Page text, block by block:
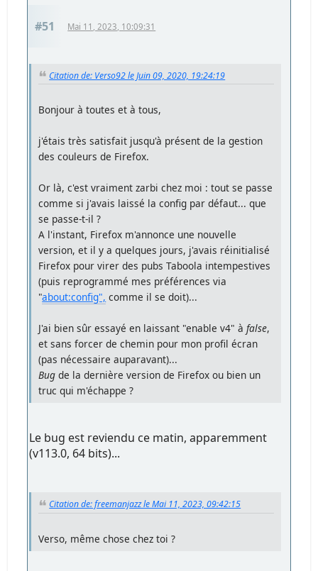
#51 Mai 11, 2023, 10:09:31
Citation de: Verso92 le Juin 09, 2020, 19:24:19
Bonjour à toutes et à tous,
j'étais très satisfait jusqu'à présent de la gestion
des couleurs de Firefox.
Or là, c'est vraiment zarbi chez moi : tout se passe
comme si j'avais laissé la config par défaut... que
se passe-t-il ?
A l'instant, Firefox m'annonce une nouvelle
version, et il y a quelques jours, j'avais réinitialisé
Firefox pour virer des pubs Taboola intempestives
(puis reprogrammé mes préférences via
"about:config", comme il se doit)...
J'ai bien sûr essayé en laissant "enable v4" àfalse,
et sans forcer de chemin pour mon profil écran
(pas nécessaire auparavant)...
Bug de la dernière version de Firefox ou bien un
truc qui m'échappe ?
Le bug est reviendu ce matin, apparemment
(v113.0, 64 bits)...
Citation de: freemanjazz le Mai 11, 2023, 09:42:15
Verso, même chose chez toi ?